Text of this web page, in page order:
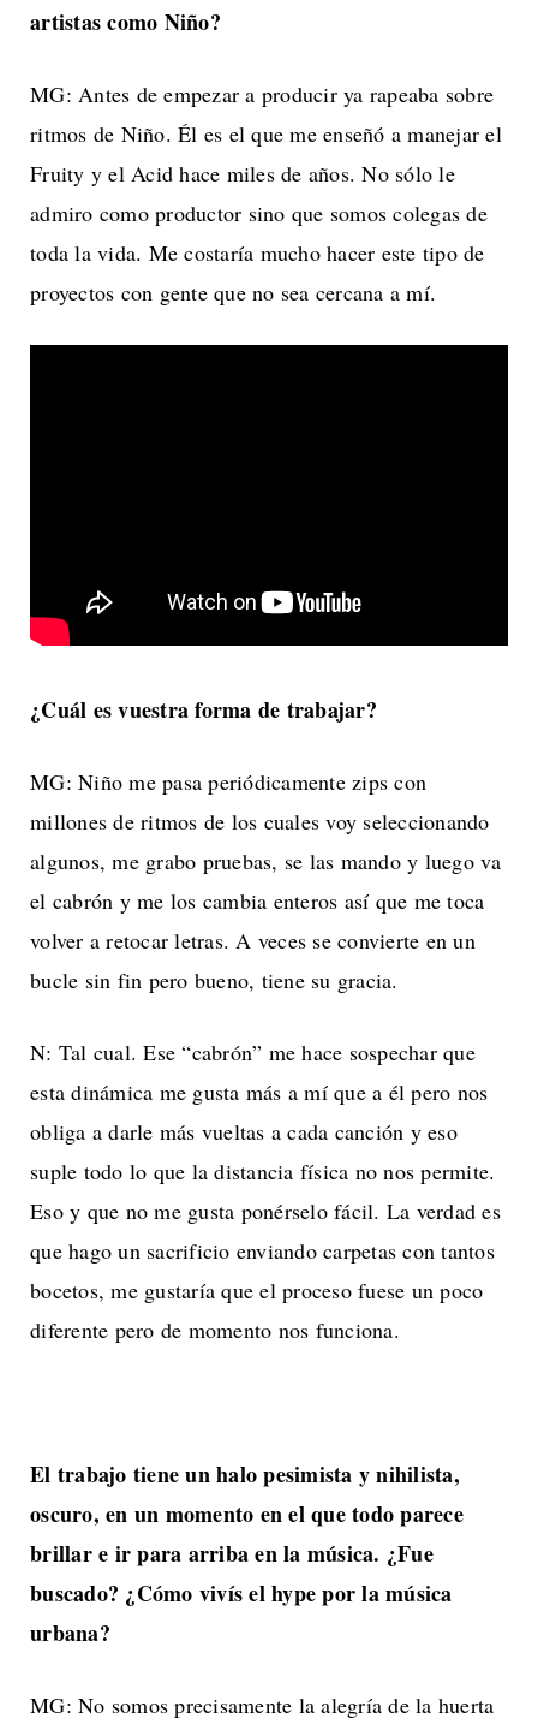
artistas como Niño?
MG: Antes de empezar a producir ya rapeaba sobre
ritmos de Niño. Él es el que me enseñó a manejar el
Fruity y el Acid hace miles de años. No sólo le
admiro como productor sino que somos colegas de
toda la vida. Me costaría mucho hacer este tipo de
proyectos con gente que no sea cercana a mí.
¿Cuál es vuestra forma de trabajar?
MG: Niño me pasa periódicamente zips con
millones de ritmos de los cuales voy seleccionando
algunos, me grabo pruebas, se las mando y luego va
el cabrón y me los cambia enteros así que me toca
volver a retocar letras. A veces se convierte en un
bucle sin fin pero bueno, tiene su gracia.
N: Tal cual. Ese “cabrón” me hace sospechar que
esta dinámica me gusta más a mí que a él pero nos
obliga a darle más vueltas a cada canción y eso
suple todo lo que la distancia física no nos permite.
Eso y que no me gusta ponérselo fácil. La verdad es
que hago un sacrificio enviando carpetas con tantos
bocetos, me gustaría que el proceso fuese un poco
diferente pero de momento nos funciona.
El trabajo tiene un halo pesimista y nihilista,
oscuro, en un momento en el que todo parece
brillar e ir para arriba en la música. ¿Fue
buscado? ¿Cómo vivís el hype por la música
urbana?
MG: No somos precisamente la alegría de la huerta